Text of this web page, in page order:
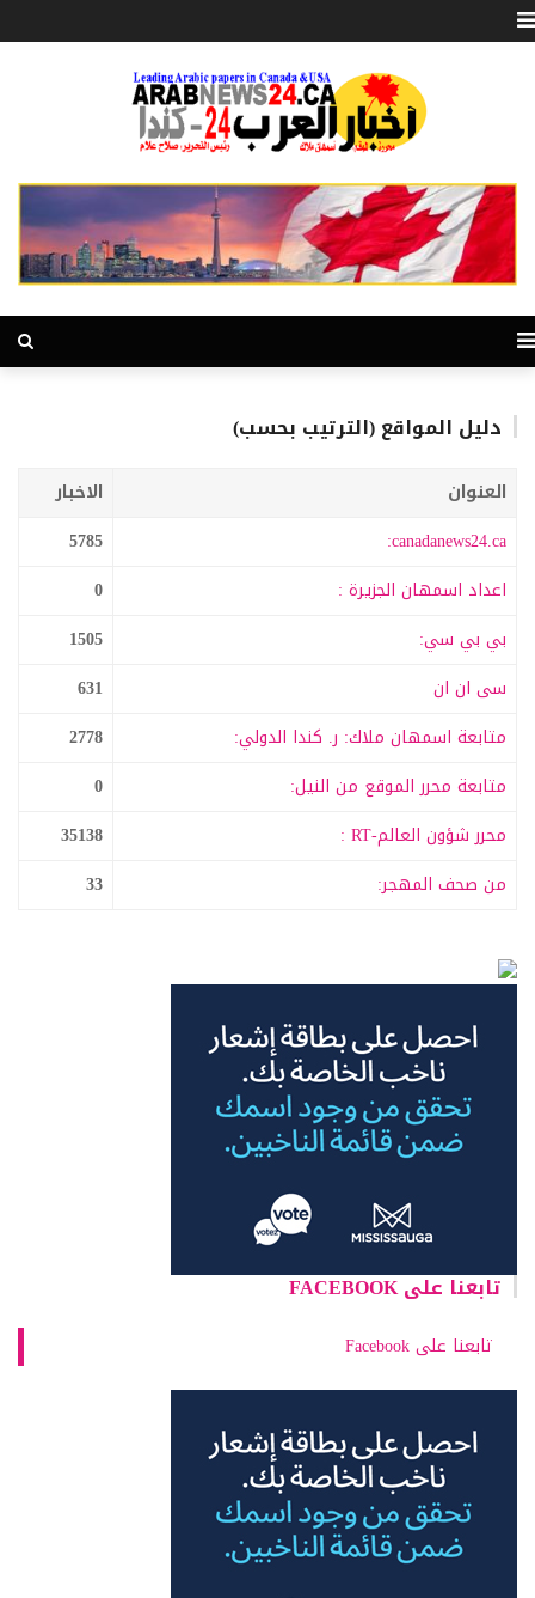
دليل المواقع (الترتيب بحسب)
العنوان
الاخبار
canadanews24.ca:
5785
اعداد اسمهان الجزيرة :
0
بي بي سي:
1505
سى ان ان
631
متابعة اسمهان ملاك: ر. كندا الدولي:
2778
متابعة محرر الموقع من النيل:
0
محرر شؤون العالم-RT :
35138
من صحف المهجر:
33
تابعنا على FACEBOOK
تابعنا على Facebook